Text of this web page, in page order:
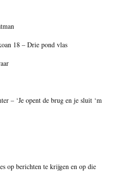
18 – Drie pond vlas
– ‘Je opent de brug en je sluit ‘m
op berichten te krijgen en op die